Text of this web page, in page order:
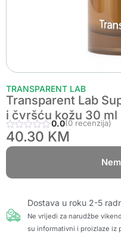
TRANSPARENT LAB
Transparent Lab
i čvršću kožu 30 ml
0.0(0 recenzija)
40.30 KM
Dostava u roku 2-5
Ne vrijedi za narudžbe
su informativni i proizlaze iz